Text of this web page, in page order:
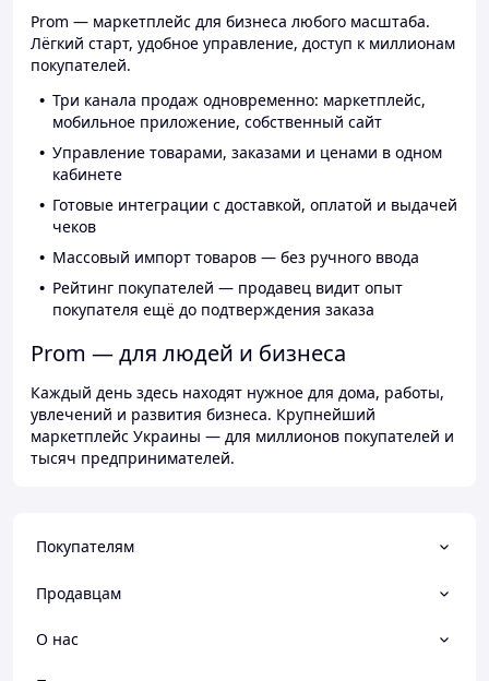
Prom — маркетплейс для бизнеса любого масштаба.
Лёгкий старт, удобное управление, доступ к миллионам
покупателей.
Три канала продаж одновременно: маркетплейс,
мобильное приложение, собственный сайт
Управление товарами, заказами и ценами в одном
кабинете
Готовые интеграции с доставкой, оплатой и выдачей
чеков
Массовый импорт товаров — без ручного ввода
Рейтинг покупателей — продавец видит опыт
покупателя ещё до подтверждения заказа
Prom — для людей и бизнеса
Каждый день здесь находят нужное для дома, работы,
увлечений и развития бизнеса. Крупнейший
маркетплейс Украины — для миллионов покупателей и
тысяч предпринимателей.
Покупателям
Продавцам
О нас